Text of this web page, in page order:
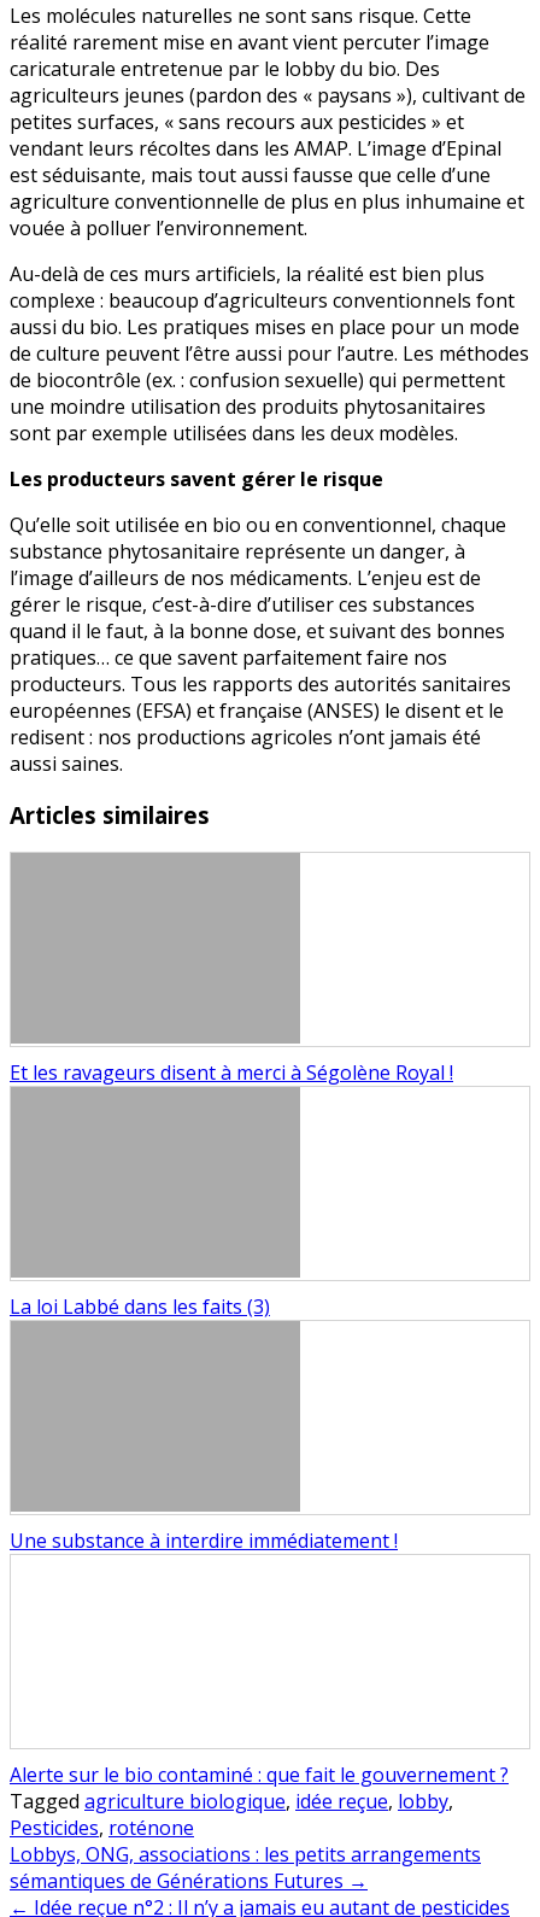
Les molécules naturelles ne sont sans risque. Cette
réalité rarement mise en avant vient percuter l’image
caricaturale entretenue par le lobby du bio. Des
agriculteurs jeunes (pardon des « paysans »), cultivant de
petites surfaces, « sans recours aux pesticides » et
vendant leurs récoltes dans les AMAP. L’image d’Epinal
est séduisante, mais tout aussi fausse que celle d’une
agriculture conventionnelle de plus en plus inhumaine et
vouée à polluer l’environnement.
Au-delà de ces murs artificiels, la réalité est bien plus
complexe : beaucoup d’agriculteurs conventionnels font
aussi du bio. Les pratiques mises en place pour un mode
de culture peuvent l’être aussi pour l’autre. Les méthodes
de biocontrôle (ex. : confusion sexuelle) qui permettent
une moindre utilisation des produits phytosanitaires
sont par exemple utilisées dans les deux modèles.
Les producteurs savent gérer le risque
Qu’elle soit utilisée en bio ou en conventionnel, chaque
substance phytosanitaire représente un danger, à
l’image d’ailleurs de nos médicaments. L’enjeu est de
gérer le risque, c’est-à-dire d’utiliser ces substances
quand il le faut, à la bonne dose, et suivant des bonnes
pratiques… ce que savent parfaitement faire nos
producteurs. Tous les rapports des autorités sanitaires
européennes (EFSA) et française (ANSES) le disent et le
redisent : nos productions agricoles n’ont jamais été
aussi saines.
Articles similaires
Et les ravageurs disent à merci à Ségolène Royal !
La loi Labbé dans les faits (3)
Une substance à interdire immédiatement !
Alerte sur le bio contaminé : que fait le gouvernement ?
Tagged agriculture biologique, idée reçue, lobby,
Pesticides, roténone
Navigation
de
Lobbys, ONG, associations : les petits arrangements
sémantiques de Générations Futures →
← Idée reçue n°2 : Il n’y a jamais eu autant de pesticides